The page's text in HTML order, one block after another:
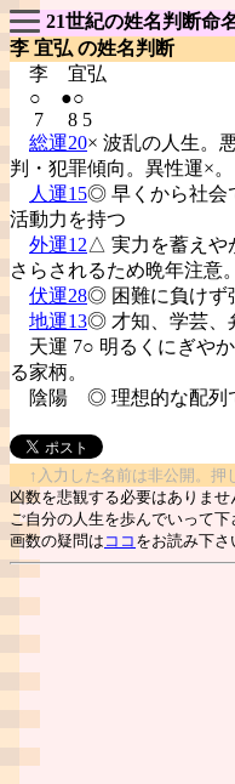
21世紀の姓名判断命
李 宜弘 の姓名判断
李 宜弘
○ ●○
7 8 5
総運20× 波乱の人生。
判・犯罪傾向。異性運×。
人運15◎ 早くから社会
活動力を持つ
外運12△ 実力を蓄えや
さらされるため晩年注意。
伏運28◎ 困難に負けず
地運13◎ 才知、学芸、
天運 7○ 明るくにぎや
る家柄。
陰陽 ◎ 理想的な配列
↑入力した名前は非公開。押
凶数を悲観する必要はありま
ご自分の人生を歩んでいって下
画数の疑問は ココ をお読み下さ